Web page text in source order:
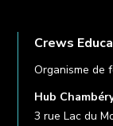
Crews
Organisme de
Hub
3 rue Lac du